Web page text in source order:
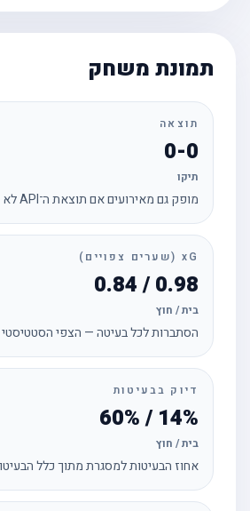
תמונת משחק
תוצאה
0-0
תיקו
מופק גם מאירועים אם תוצאת ה־API לא זמינה
xG (שערים צפויים)
0.98 / 0.84
בית / חוץ
הסתברות לכל בעיטה — הצפי הסטטיסטי
דיוק בבעיטות
14% / 60%
בית / חוץ
אחוז הבעיטות למסגרת מתוך כלל הבעיטות